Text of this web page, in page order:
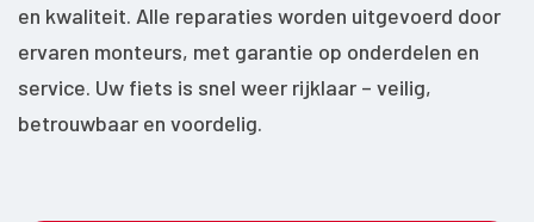
en kwaliteit. Alle reparaties worden uitgevoerd door
ervaren monteurs, met garantie op onderdelen en
service. Uw fiets is snel weer rijklaar – veilig,
betrouwbaar en voordelig.